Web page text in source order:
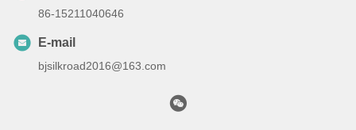
86-15211040646
E-mail
bjsilkroad2016@163.com